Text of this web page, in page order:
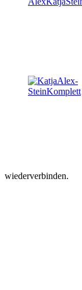
wiederverbinden.